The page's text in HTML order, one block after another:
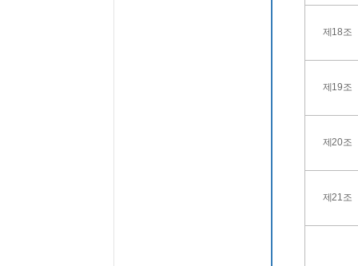
제18조
제19조
제20조
제21조